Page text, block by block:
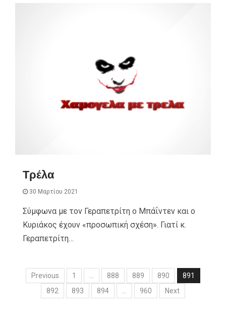
Τρέλα
30 Μαρτίου 2021
Σύμφωνα με τον Γεραπετρίτη ο Μπάΐντεν και ο
Κυριάκος έχουν «προσωπική σχέση». Γιατί κ.
Γεραπετρίτη…
Previous 1 888 889 890
891
892
893 894 960 Next